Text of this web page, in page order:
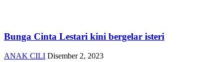
Bunga Cinta Lestari kini bergelar isteri
ANAK CILI Disember 2, 2023